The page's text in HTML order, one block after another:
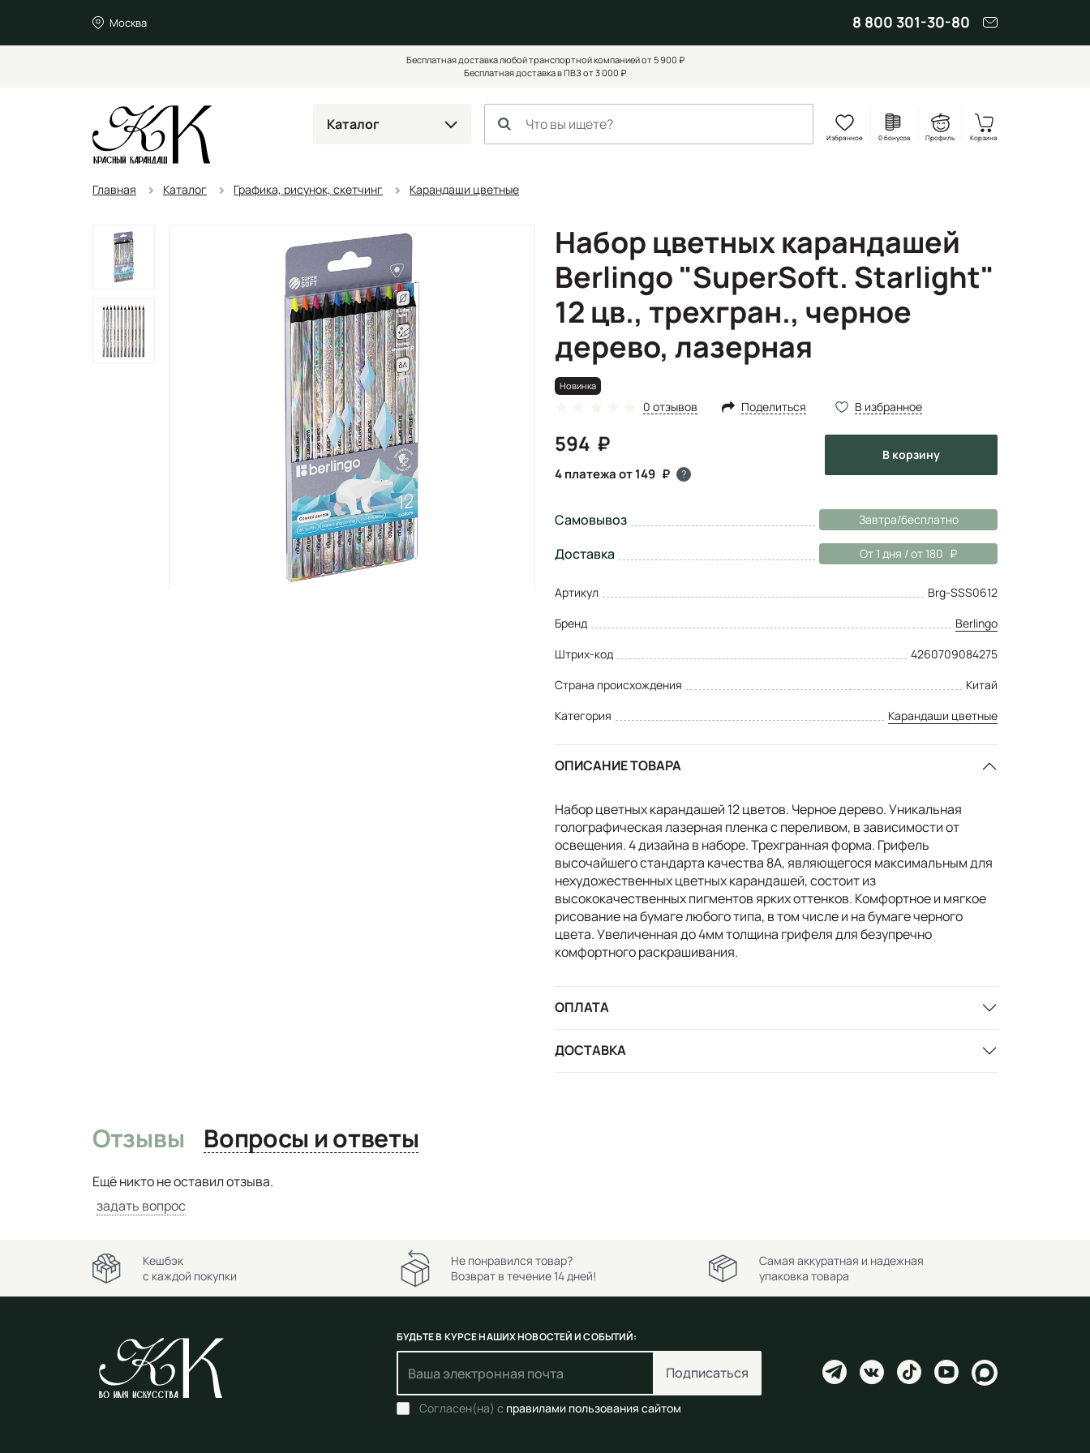
Москва 8 800 301-30-80
Бесплатная доставка любой транспортной компанией от 5 900 ₽
Бесплатная доставка в ПВЗ от 3 000 ₽
Каталог
Избранное 0 бонусов Профиль Корзина
Главная Каталог Графика, рисунок, скетчинг Карандаши цветные
Набор цветных карандашей
Berlingo "SuperSoft. Starlight"
12 цв., трехгран., черное
дерево, лазерная
Новинка
0 отзывов Поделиться В избранное
594
4 платежа от 149 ?
в корзину
Самовывоз Завтра/бесплатно
Доставка От 1 дня / от 180
Артикул
Brg-SSS0612
Бренд
Berlingo
Штрих-код
4260709084275
Страна происхождения
Китай
Категория
Карандаши цветные
ОПИСАНИЕ ТОВАРА
Набор цветных карандашей 12 цветов. Черное дерево. Уникальная
голографическая лазерная пленка с переливом, в зависимости от
освещения. 4 дизайна в наборе. Трехгранная форма. Грифель
высочайшего стандарта качества 8А, являющегося максимальным для
нехудожественных цветных карандашей, состоит из
высококачественных пигментов ярких оттенков. Комфортное и мягкое
рисование на бумаге любого типа, в том числе и на бумаге черного
цвета. Увеличенная до 4мм толщина грифеля для безупречно
комфортного раскрашивания.
ОПЛАТА
ДОСТАВКА
Отзывы Вопросы и ответы
Ещё никто не оставил отзыва.
задать вопрос
Кешбэк
с каждой покупки
Не понравился товар?
Возврат в течение 14 дней!
Самая аккуратная и надежная
упаковка товара
БУДЬТЕ В КУРСЕ НАШИХ НОВОСТЕЙ И СОБЫТИЙ:
Подписаться
Согласен(на) с правилами пользования сайтом